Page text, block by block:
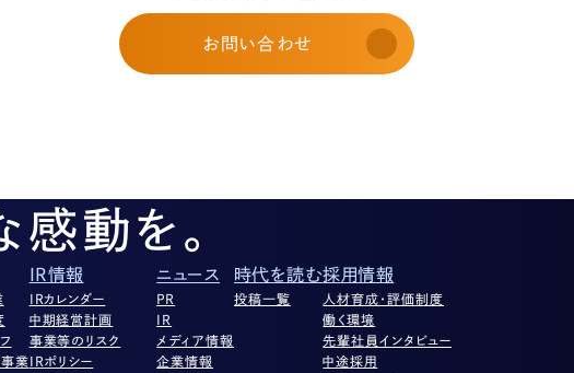
お問い合わせ
感動を。
業
IR情報
IRカレンダー
中期経営計画
事業等のリスク
IRポリシー
ニュース
PR
IR
メディア情報
企業情報
時代を読む
投稿一覧
採用情報
人材育成・評価制度
働く環境
先輩社員インタビュー
中途採用